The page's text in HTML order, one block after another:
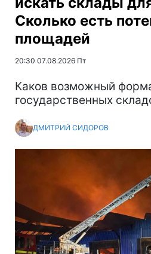
Сколько есть
площадей
20:30 07.08.2026 Пт
Каков возможный
государственных
ДМИТРИЙ СИДОРОВ